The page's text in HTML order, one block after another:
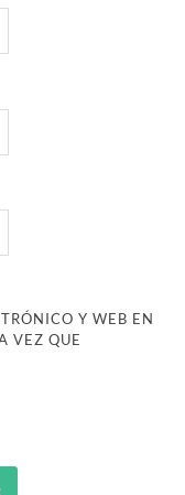
Y WEB EN
VEZ QUE